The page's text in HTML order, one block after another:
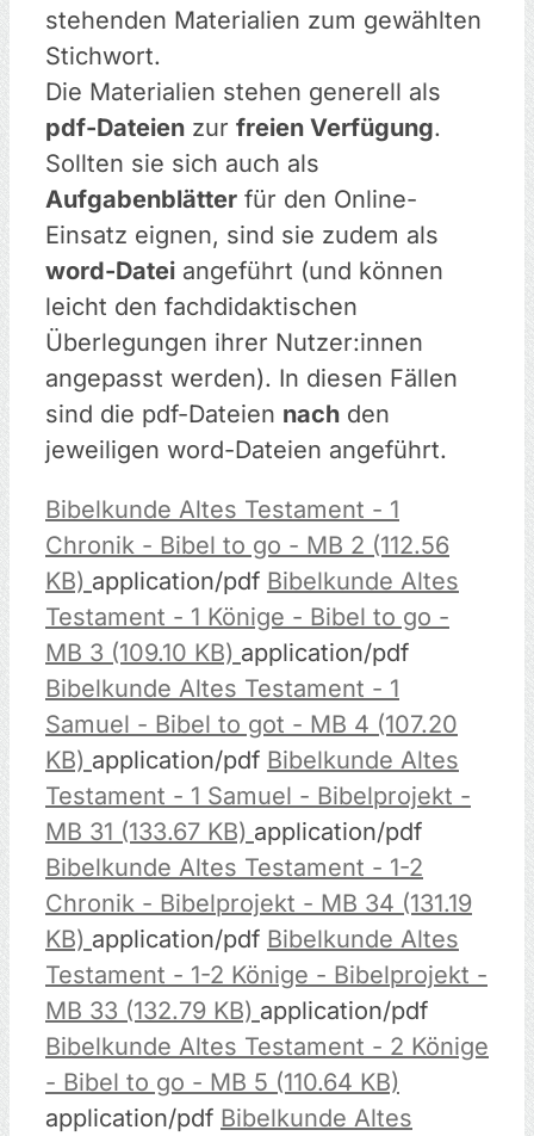
stehenden Materialien zum gewählten
Stichwort.
Die Materialien stehen generell als
pdf-Dateien zur freien Verfügung.
Sollten sie sich auch als
Aufgabenblätter für den Online-
Einsatz eignen, sind sie zudem als
word-Datei angeführt (und können
leicht den fachdidaktischen
Überlegungen ihrer Nutzer:innen
angepasst werden). In diesen Fällen
sind die pdf-Dateien nach den
jeweiligen word-Dateien angeführt.
Bibelkunde Altes Testament - 1
Chronik - Bibel to go - MB 2 (112.56
KB) application/pdf Bibelkunde Altes
Testament - 1 Könige - Bibel to go -
MB 3 (109.10 KB) application/pdf
Bibelkunde Altes Testament - 1
Samuel - Bibel to got - MB 4 (107.20
KB) application/pdf Bibelkunde Altes
Testament - 1 Samuel - Bibelprojekt -
MB 31 (133.67 KB) application/pdf
Bibelkunde Altes Testament - 1-2
Chronik - Bibelprojekt - MB 34 (131.19
KB) application/pdf Bibelkunde Altes
Testament - 1-2 Könige - Bibelprojekt -
MB 33 (132.79 KB) application/pdf
Bibelkunde Altes Testament - 2 Könige
- Bibel to go - MB 5 (110.64 KB)
application/pdf Bibelkunde Altes